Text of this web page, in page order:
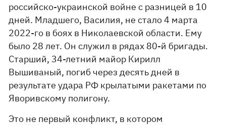
российско-украинской войне с разницей в 10
дней. Младшего, Василия, не стало 4 марта
2022-го в боях в Николаевской области. Ему
было 28 лет. Он служил в рядах 80-й бригады.
Старший, 34-летний майор Кирилл
Вышиваный, погиб через десять дней в
результате удара РФ крылатыми ракетами по
Яворивскому полигону.
Это не первый конфликт, в котором